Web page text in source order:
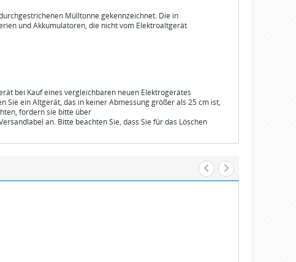
Mülltonne gekennzeichnet. Die in
und Akkumulatoren, die nicht vom Elektroaltgerät
bei Kauf eines vergleichbaren neuen Elektrogerätes
Sie ein Altgerät, das in keiner Abmessung größer als 25 cm ist,
fordern sie bitte über
an. Bitte beachten Sie, dass Sie für das Löschen